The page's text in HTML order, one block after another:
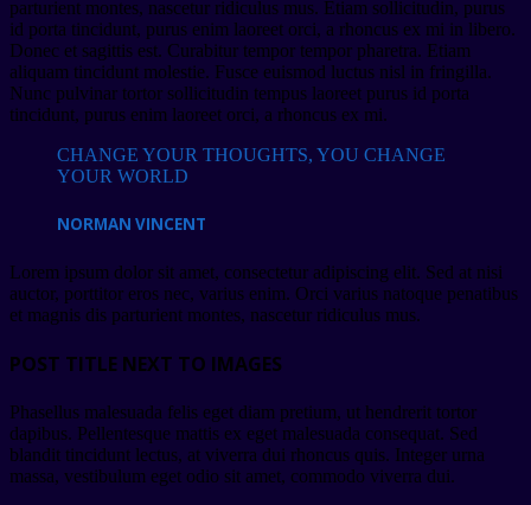
parturient montes, nascetur ridiculus mus. Etiam sollicitudin, purus
id porta tincidunt, purus enim laoreet orci, a rhoncus ex mi in libero.
Donec et sagittis est. Curabitur tempor tempor pharetra. Etiam
aliquam tincidunt molestie. Fusce euismod luctus nisl in fringilla.
Nunc pulvinar tortor sollicitudin tempus laoreet purus id porta
tincidunt, purus enim laoreet orci, a rhoncus ex mi.
CHANGE YOUR THOUGHTS, YOU CHANGE
YOUR WORLD
NORMAN VINCENT
Lorem ipsum dolor sit amet, consectetur adipiscing elit. Sed at nisi
auctor, porttitor eros nec, varius enim. Orci varius natoque penatibus
et magnis dis parturient montes, nascetur ridiculus mus.
POST TITLE NEXT TO IMAGES
Phasellus malesuada felis eget diam pretium, ut hendrerit tortor
dapibus. Pellentesque mattis ex eget malesuada consequat. Sed
blandit tincidunt lectus, at viverra dui rhoncus quis. Integer urna
massa, vestibulum eget odio sit amet, commodo viverra dui.